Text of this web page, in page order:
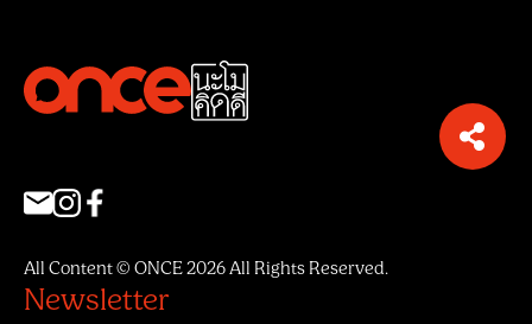
All Content © ONCE 2026 All Rights Reserved.
Newsletter